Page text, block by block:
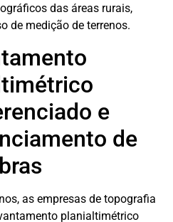
das áreas rurais,
de medição de terrenos.
e
de
as empresas de topografia
planialtimétrico